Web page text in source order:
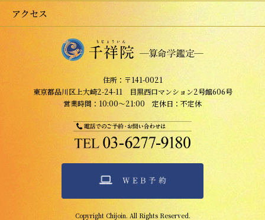
アクセス
住所：〒141-0021
東京都品川区上大崎2-24-11 目黒西口マンション2号館606号
営業時間：10:00～21:00 定休日：不定休
Copyright Chijoin. All Rights Reserved.